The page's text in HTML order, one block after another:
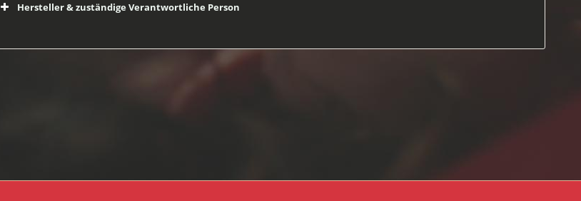
Hersteller & zuständige Verantwortliche Person